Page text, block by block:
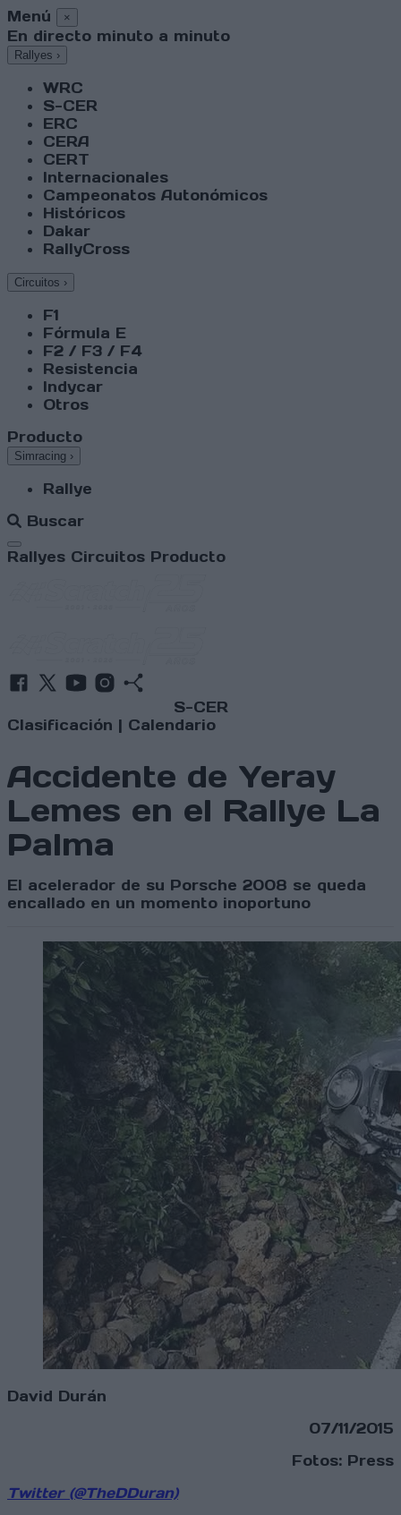
Menú ×
En directo minuto a minuto
Rallyes ›
WRC
S-CER
ERC
CERA
CERT
Internacionales
Campeonatos Autonómicos
Históricos
Dakar
RallyCross
Circuitos ›
F1
Fórmula E
F2 / F3 / F4
Resistencia
Indycar
Otros
Producto
Simracing ›
Rallye
Buscar
Abrir menú
Rallyes Circuitos Producto
S-CER
Clasificación | Calendario
Accidente de Yeray
Lemes en el Rallye La
Palma
El acelerador de su Porsche 2008 se queda
encallado en un momento inoportuno
David Durán
07/11/2015
Fotos: Press
Twitter (@TheDDuran)